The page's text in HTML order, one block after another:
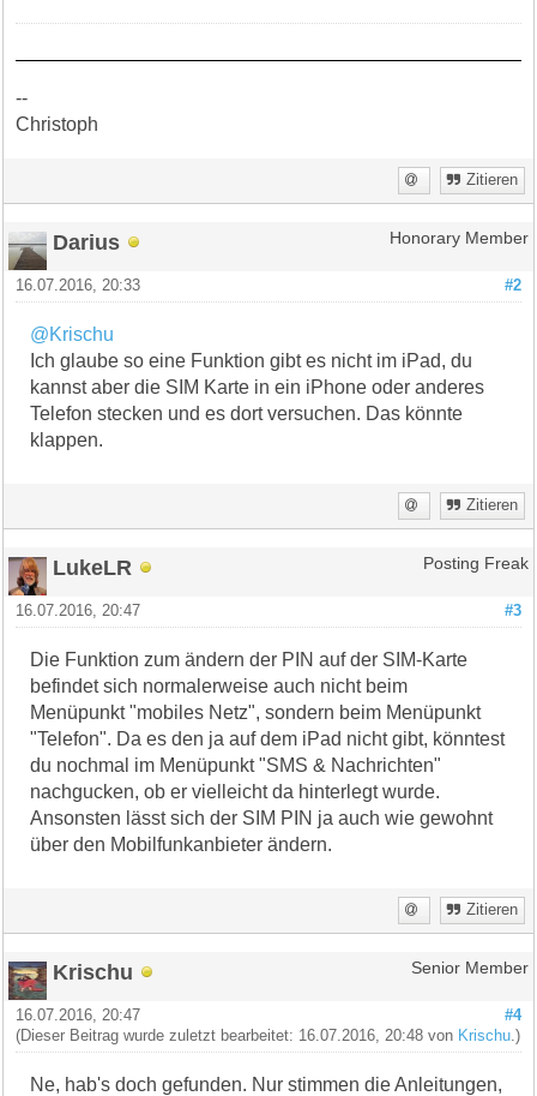
--
Christoph
Zitieren
Darius Honorary Member
#2
16.07.2016, 20:33
@Krischu
Ich glaube so eine Funktion gibt es nicht im iPad, du
kannst aber die SIM Karte in ein iPhone oder anderes
Telefon stecken und es dort versuchen. Das könnte
klappen.
Zitieren
LukeLR Posting Freak
#3
16.07.2016, 20:47
Die Funktion zum ändern der PIN auf der SIM-Karte
befindet sich normalerweise auch nicht beim
Menüpunkt "mobiles Netz", sondern beim Menüpunkt
"Telefon". Da es den ja auf dem iPad nicht gibt, könntest
du nochmal im Menüpunkt "SMS & Nachrichten"
nachgucken, ob er vielleicht da hinterlegt wurde.
Ansonsten lässt sich der SIM PIN ja auch wie gewohnt
über den Mobilfunkanbieter ändern.
Zitieren
Krischu Senior Member
#4
16.07.2016, 20:47
(Dieser Beitrag wurde zuletzt bearbeitet: 16.07.2016, 20:48 von Krischu .)
Ne, hab's doch gefunden. Nur stimmen die Anleitungen,